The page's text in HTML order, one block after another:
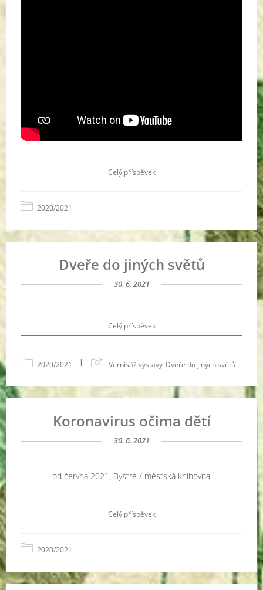
Celý příspěvek
2020/2021
Dveře do jiných světů
30. 6. 2021
Celý příspěvek
2020/2021 | Vernisáž výstavy_Dveře do jiných světů
Koronavirus očima dětí
30. 6. 2021
od června 2021, Bystré / městská knihovna
Celý příspěvek
2020/2021